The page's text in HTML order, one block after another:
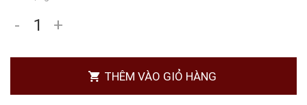
- +
THÊM VÀO GIỎ HÀNG